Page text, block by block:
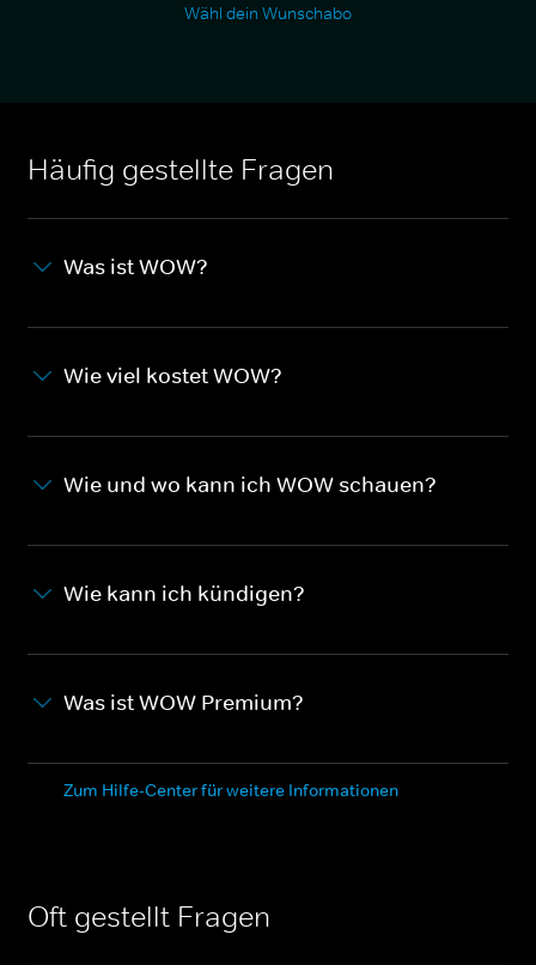
Wähl dein Wunschabo
Häufig gestellte Fragen
Was ist WOW?
Wie viel kostet WOW?
Wie und wo kann ich WOW schauen?
Wie kann ich kündigen?
Was ist WOW Premium?
Zum Hilfe-Center für weitere Informationen
Oft gestellt Fragen